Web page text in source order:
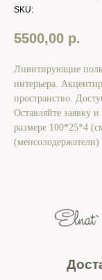
SKU:
5500,00 р.
Ливитирующие
интерьера.
пространство.
Оставляйте заявку
размере 100*25*4